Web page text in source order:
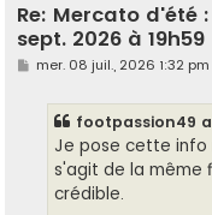
Re: Mercato d'été
sept. 2026 à 19h59
M
mer. 08 juil., 2026 1:32 pm
footpassion49
Je pose cette info
s'agit de la même
crédible.